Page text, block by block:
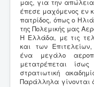
μας, για την
έπεσε μαχόμενος εν
πατρίδος, όπως ο
της Πολεμικής μας
Η Ελλάδα, με τις
και των
ένα μεγάλο
μετατρέπεται
στρατιωτική
Παράλληλα γίνονται